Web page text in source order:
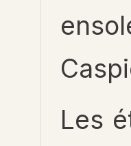
Les